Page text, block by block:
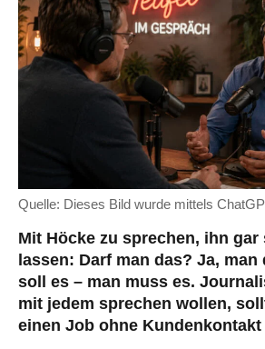
Quelle: Dieses Bild wurde mittels
Mit Höcke zu sprechen, ihn gar
lassen: Darf man das? Ja, man
soll es – man muss es.
mit jedem sprechen wollen,
einen Job ohne Kundenkontakt